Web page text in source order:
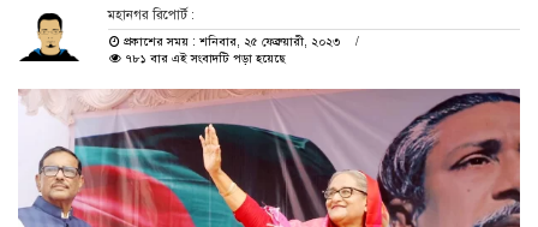
মহানগর রিপোর্ট :
প্রকাশের সময় : শনিবার, ২৫ ফেব্রুয়ারী, ২০২৩
৭৮১ বার এই সংবাদটি পড়া হয়েছে